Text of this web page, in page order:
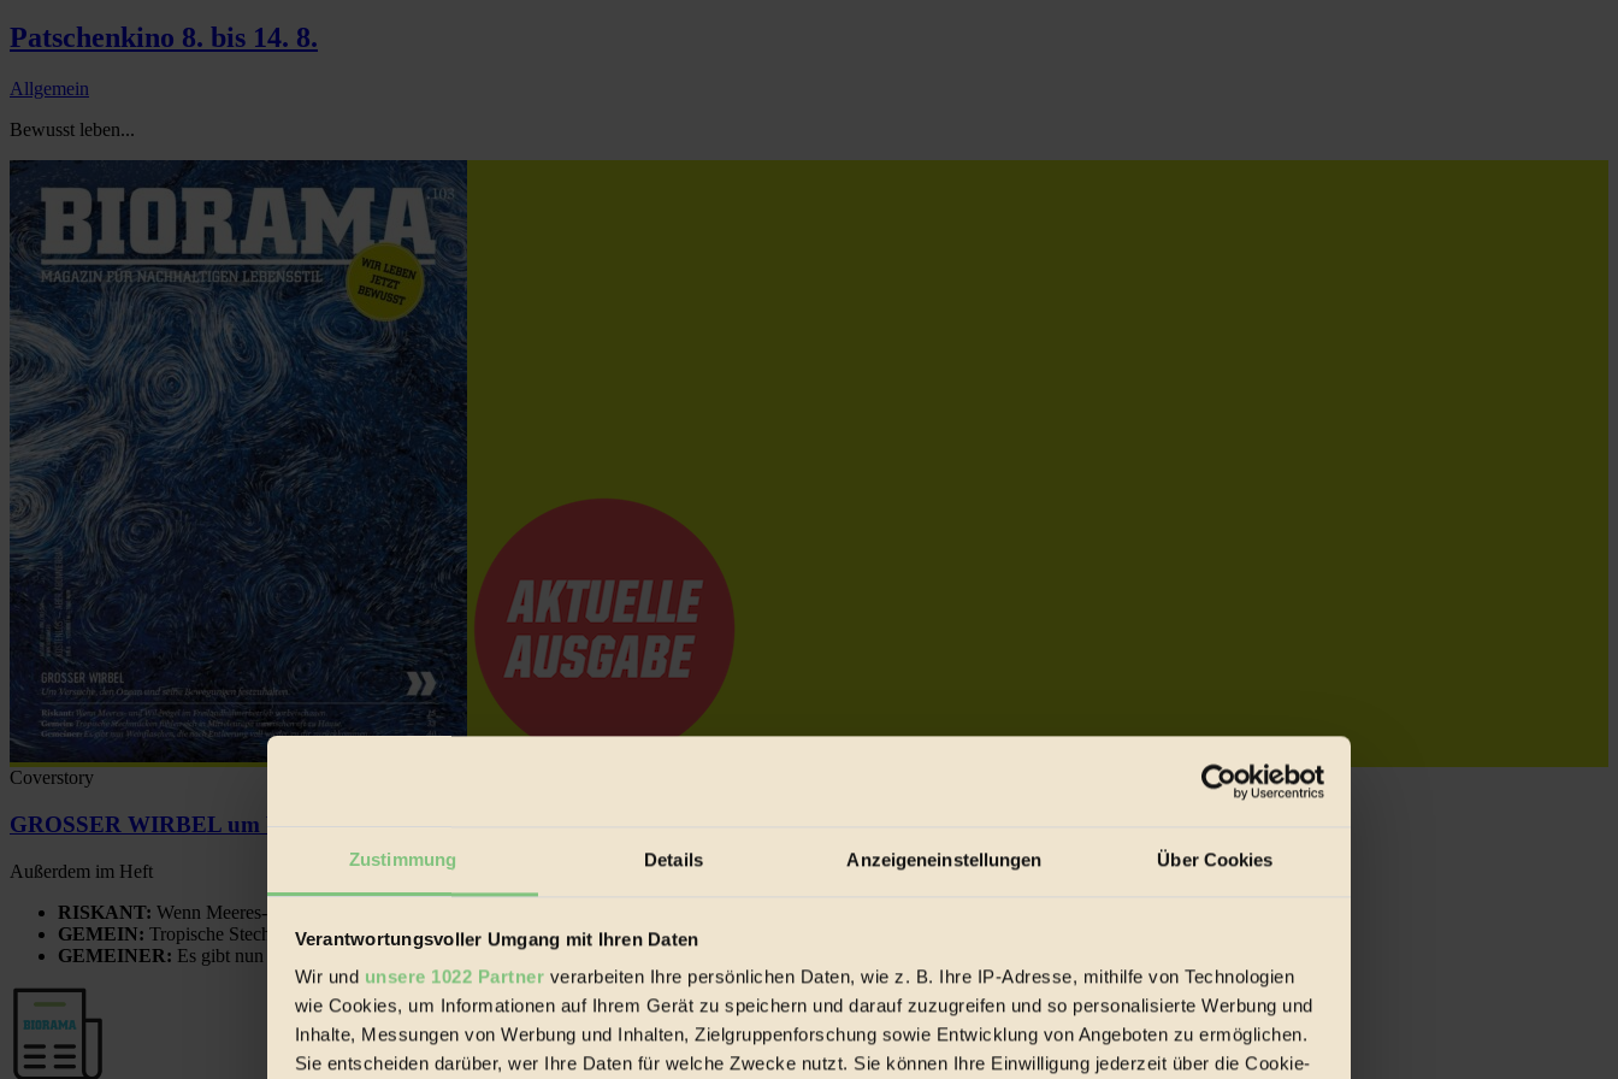
Zustimmung Details Anzeigeneinstellungen Über Cookies
Verantwortungsvoller Umgang mit Ihren Daten
Wir und unsere 1022 Partner verarbeiten Ihre persönlichen Daten, wie z. B. Ihre IP-Adresse, mithilfe von Technologien
wie Cookies, um Informationen auf Ihrem Gerät zu speichern und darauf zuzugreifen und so personalisierte Werbung und
Inhalte, Messungen von Werbung und Inhalten, Zielgruppenforschung sowie Entwicklung von Angeboten zu ermöglichen.
Sie entscheiden darüber, wer Ihre Daten für welche Zwecke nutzt. Sie können Ihre Einwilligung jederzeit über die Cookie-
Patschenkino 8. bis 14. 8.
Allgemein
Bewusst leben...
Coverstory
GROSSER WIRBEL um Versuche, den Ozean und seine Bewegungen festzuhalten.
Außerdem im Heft
RISKANT: Wenn Meeres- und Wildvögel im Freilandhühnerbetrieb vorbeischauen.
GEMEIN: Tropische Stechmücken fühlen sich in Mitteleuropa inziwschen oft zu Hause.
GEMEINER: Es gibt nun Weinflaschen, die nach Entleerung voll wieder zu dir zurückkommen.